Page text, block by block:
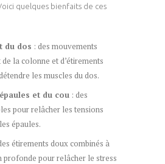
quelques bienfaits de ces
du dos : des mouvements
la colonne et d’étirements
les muscles du dos.
et du cou: des
pour relâcher les tensions
épaules.
étirements doux combinés à
profonde pour relâcher le stress